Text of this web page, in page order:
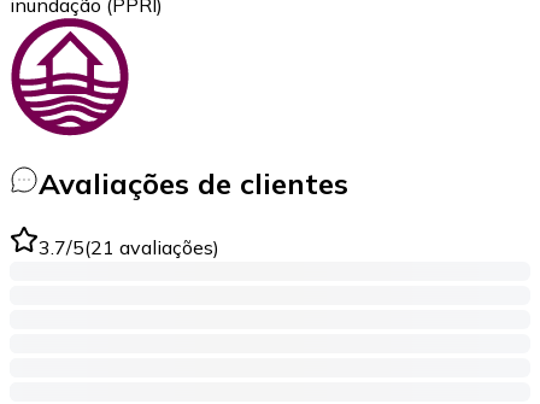
Avaliações de clientes
3.7/5(21 avaliações)